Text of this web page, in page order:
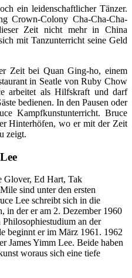
ein leidenschaftlicher Tänzer.
Crown-Colony Cha-Cha-Cha-
Zeit nicht mehr in China
mit Tanzunterricht seine Geld
Zeit bei Quan Ging-ho, einem
in Seatle von Ruby Chow
arbeitet als Hilfskraft und darf
bedienen. In den Pausen oder
Kampfkunstunterricht. Bruce
Hinterhöfen, wo er mit der Zeit
zeigt.
Glover, Ed Hart, Tak
sind unter den ersten
Lee schreibt sich in die
in der er am 2. Dezember 1960
an der
beginnt er im März 1961. 1962
James Yimm Lee. Beide haben
woraus sich eine tiefe